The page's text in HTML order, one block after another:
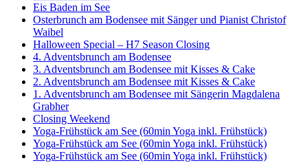
Eis Baden im See
Osterbrunch am Bodensee mit Sänger und Pianist Christof
Waibel
Halloween Special – H7 Season Closing
4. Adventsbrunch am Bodensee
3. Adventsbrunch am Bodensee mit Kisses & Cake
2. Adventsbrunch am Bodensee mit Kisses & Cake
1. Adventsbrunch am Bodensee mit Sängerin Magdalena
Grabher
Closing Weekend
Yoga-Frühstück am See (60min Yoga inkl. Frühstück)
Yoga-Frühstück am See (60min Yoga inkl. Frühstück)
Yoga-Frühstück am See (60min Yoga inkl. Frühstück)